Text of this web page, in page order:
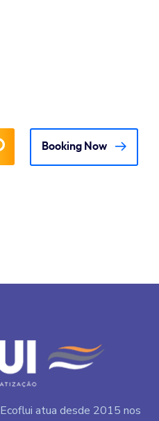
Booking Now
atua desde 2015 nos